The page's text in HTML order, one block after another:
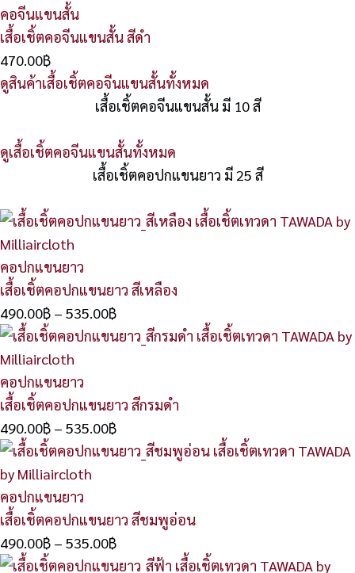
คอจีนแขนสั้น
เสื้อเชิ้ตคอจีนแขนสั้น สีดำ
470.00฿
ดูสินค้าเสื้อเชิ้ตคอจีนแขนสั้นทั้งหมด
เสื้อเชิ้ตคอจีนแขนสั้น มี 10 สี
ดูเสื้อเชิ้ตคอจีนแขนสั้นทั้งหมด
เสื้อเชิ้ตคอปกแขนยาว มี 25 สี
คอปกแขนยาว
เสื้อเชิ้ตคอปกแขนยาว สีเหลือง
490.00฿ – 535.00฿
คอปกแขนยาว
เสื้อเชิ้ตคอปกแขนยาว สีกรมดำ
490.00฿ – 535.00฿
คอปกแขนยาว
เสื้อเชิ้ตคอปกแขนยาว สีชมพูอ่อน
490.00฿ – 535.00฿